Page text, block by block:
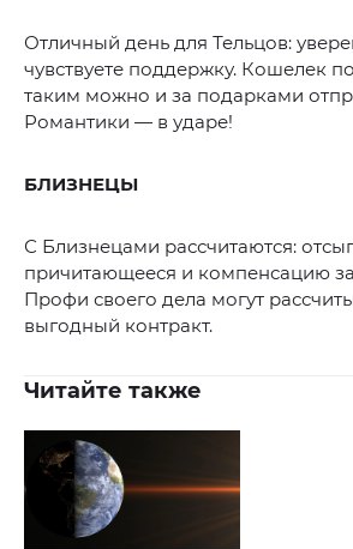
Отличный день для Тельцов:
чувствуете поддержку. Кошелек
таким можно и за подарками
Романтики — в ударе!
БЛИЗНЕЦЫ
С Близнецами рассчитаются:
причитающееся и компенсацию
Профи своего дела могут
выгодный контракт.
Читайте также